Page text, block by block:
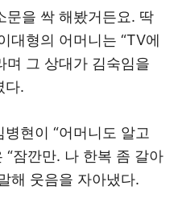
문을 싹 해봤거든요. 딱
대형의 어머니는 “TV에
며 그 상대가 김숙임을
다.
현이 “어머니도 알고
“잠깐만. 나 한복 좀 갈아
해 웃음을 자아냈다.